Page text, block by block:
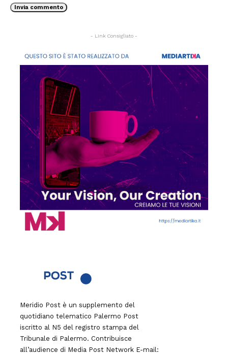
- Link Consigliato -
Meridio Post è un supplemento del
quotidiano telematico Palermo Post
iscritto al N5 del registro stampa del
Tribunale di Palermo. Contribuisce
all’audience di Media Post Network E-mail: